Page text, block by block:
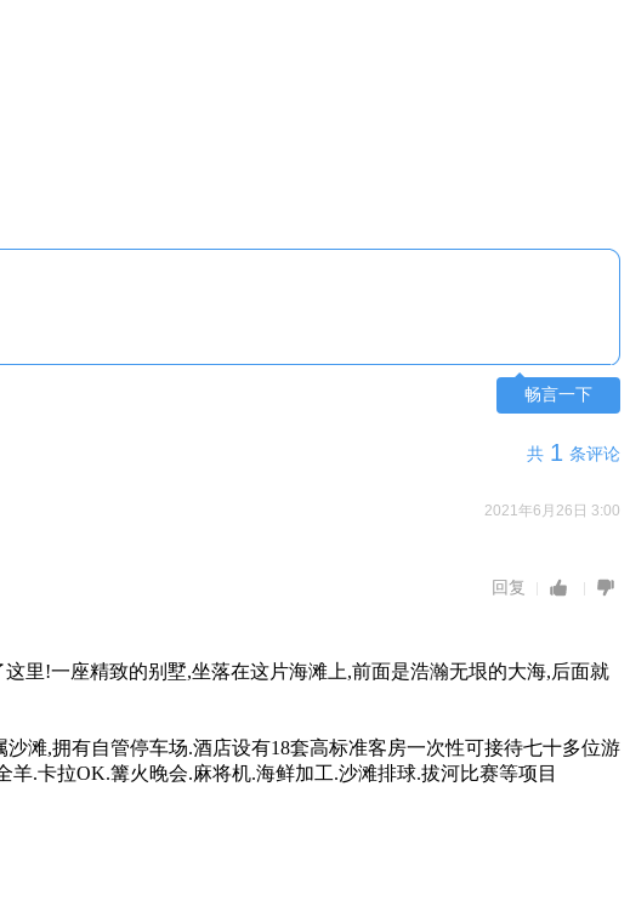
畅言一下
共 1 条评论
2021年6月26日 3:00
回复
里!一座精致的别墅,坐落在这片海滩上,前面是浩瀚无垠的大海,后面就
滩,拥有自管停车场.酒店设有18套高标准客房一次性可接待七十多位游
.卡拉OK.篝火晚会.麻将机.海鲜加工.沙滩排球.拔河比赛等项目